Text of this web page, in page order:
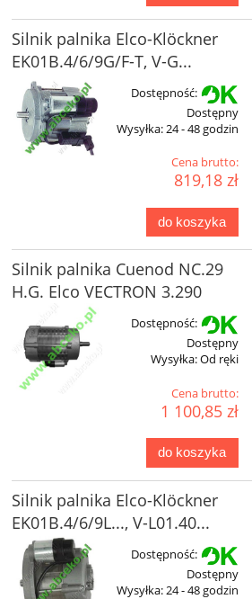
Silnik palnika Elco-Klöckner
EK01B.4/6/9G/F-T, V-G...
Dostępność:
Dostępny
Wysyłka: 24 - 48 godzin
Cena brutto:
819,18 zł
do koszyka
Silnik palnika Cuenod NC.29
H.G. Elco VECTRON 3.290
Dostępność:
Dostępny
Wysyłka:Od ręki
Cena brutto:
1 100,85 zł
do koszyka
Silnik palnika Elco-Klöckner
EK01B.4/6/9L..., V-L01.40...
Dostępność:
Dostępny
Wysyłka:24 - 48 godzin